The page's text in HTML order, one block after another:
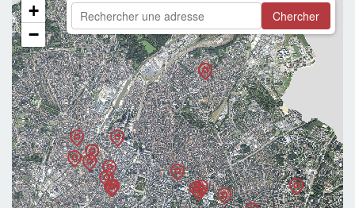
+
−
Chercher